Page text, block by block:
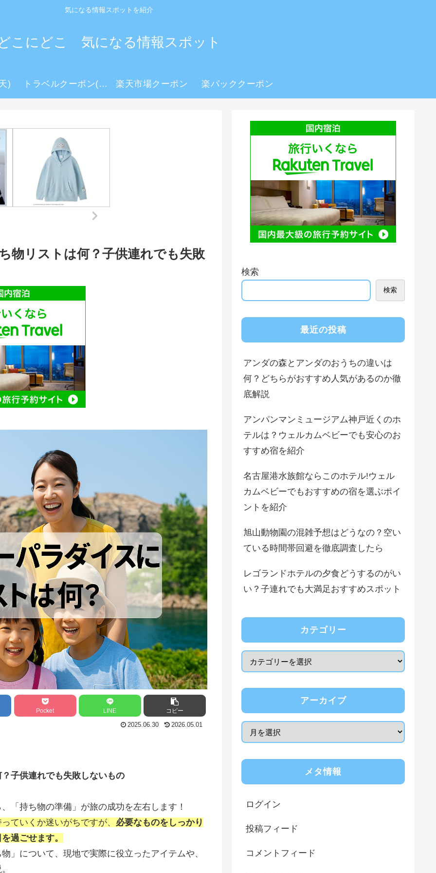
気になる情報スポットを紹介
こにどこ 気になる情報スポット
) トラベルクーポン(楽天) 楽天市場クーポン 楽パッククーポン
物リストは何？子供連れでも失敗
Pocket LINE コピー
2025.06.30 2026.05.01
子供連れでも失敗しないもの
「持ち物の準備」が旅の成功を左右します！
ていくか迷いがちですが、 必要なものをしっかり
過ごせます。
について、現地で実際に役立ったアイテムや、
検索
検索
最近の投稿
アンダの森とアンダのおうちの違いは
何？どちらがおすすめ人気があるのか徹
底解説
アンパンマンミュージアム神戸近くのホ
テルは？ウェルカムベビーでも安心のお
すすめ宿を紹介
名古屋港水族館ならこのホテル!ウェル
カムベビーでもおすすめの宿を選ぶポイ
ントを紹介
旭山動物園の混雑予想はどうなの？空い
ている時間帯回避を徹底調査したら
レゴランドホテルの夕食どうするのがい
い？子連れでも大満足おすすめスポット
カテゴリー
アーカイブ
メタ情報
ログイン
投稿フィード
コメントフィード